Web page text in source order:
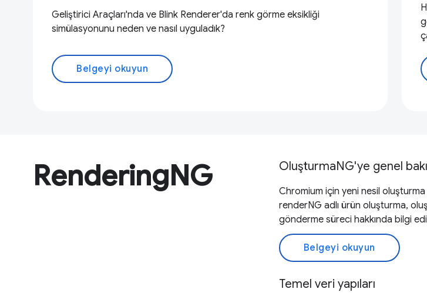
Geliştirici Araçları'nda ve Blink Renderer'da renk görme eksikliği
simülasyonunu neden ve nasıl uyguladık?
Belgeyi okuyun
RenderingNG OluşturmaNG'ye genel
Chromium için yeni nesil
renderNG adlı ürün oluşturma,
gönderme süreci hakkında bilgi
Belgeyi okuyun
Temel veri yapıları